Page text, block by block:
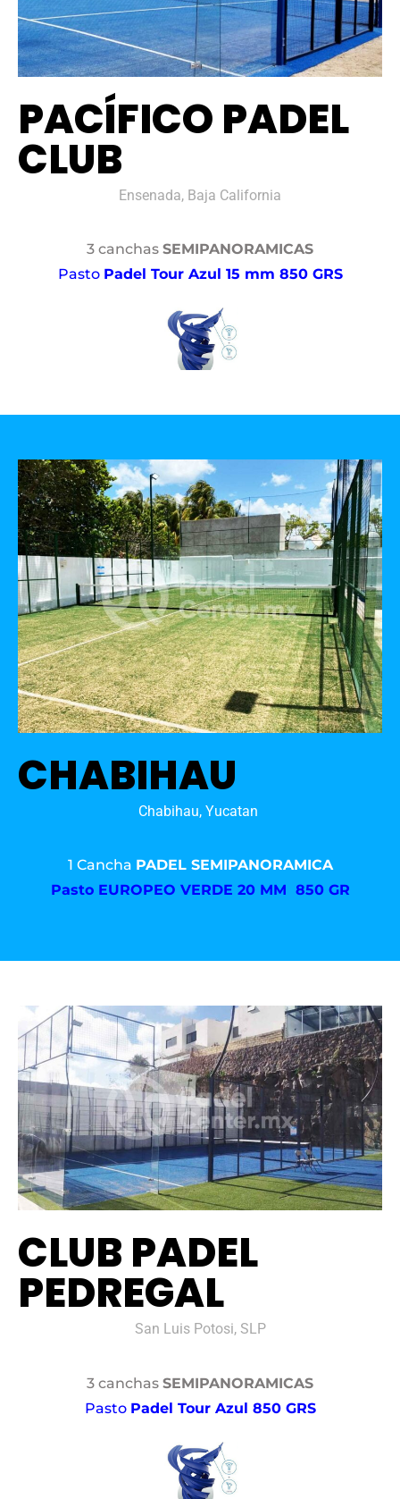
PACÍFICO PADEL
CLUB
Ensenada, Baja California
3 canchas SEMIPANORAMICAS
Pasto Padel Tour Azul 15 mm 850 GRS
CHABIHAU
Chabihau, Yucatan
1 Cancha PADEL SEMIPANORAMICA
Pasto EUROPEO VERDE 20 MM 850 GR
CLUB PADEL
PEDREGAL
San Luis Potosi, SLP
3 canchas SEMIPANORAMICAS
Pasto Padel Tour Azul 850 GRS